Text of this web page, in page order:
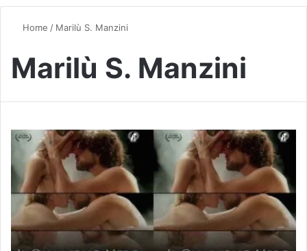
Home / Marilù S. Manzini
Marilù S. Manzini